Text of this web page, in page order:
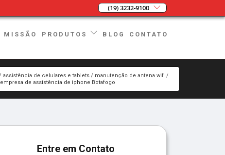
(19) 3232-9100
MISSÃO PRODUTOS BLOG CONTATO
assistência de celulares e tablets
manutenção de antena wifi
empresa de assistência de iphone Botafogo
Entre em Contato